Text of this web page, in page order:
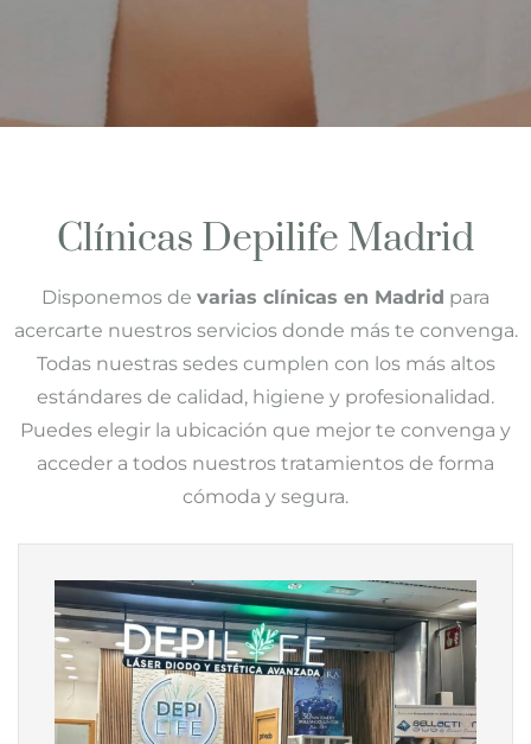
Clínicas Depilife Madrid
Disponemos de varias clínicas en Madrid para
acercarte nuestros servicios donde más te convenga.
Todas nuestras sedes cumplen con los más altos
estándares de calidad, higiene y profesionalidad.
Puedes elegir la ubicación que mejor te convenga y
acceder a todos nuestros tratamientos de forma
cómoda y segura.